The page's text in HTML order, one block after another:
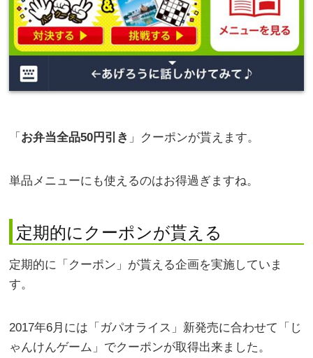
「 お弁当全品50円引き 」クーポンが貰えます。
単品メニューにも使えるのはお得過ぎますね。
定期的にクーポンが貰える
定期的に「クーポン」が貰える企画を実施していま
す。
2017年6月には「ガパオライス」新発売に合わせて「じ
ゃんけんゲーム」でクーポンが取得出来ました。